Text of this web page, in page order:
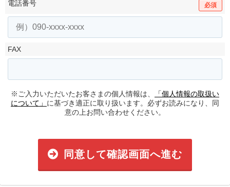
電話番号 必須
FAX
※ご入力いただいたお客さまの個人情報は、
「個人情報の取扱い
について」 に基づき適正に取り扱います。必ずお読みになり、同
意の上お問い合わせください。
同意して確認画面へ進む